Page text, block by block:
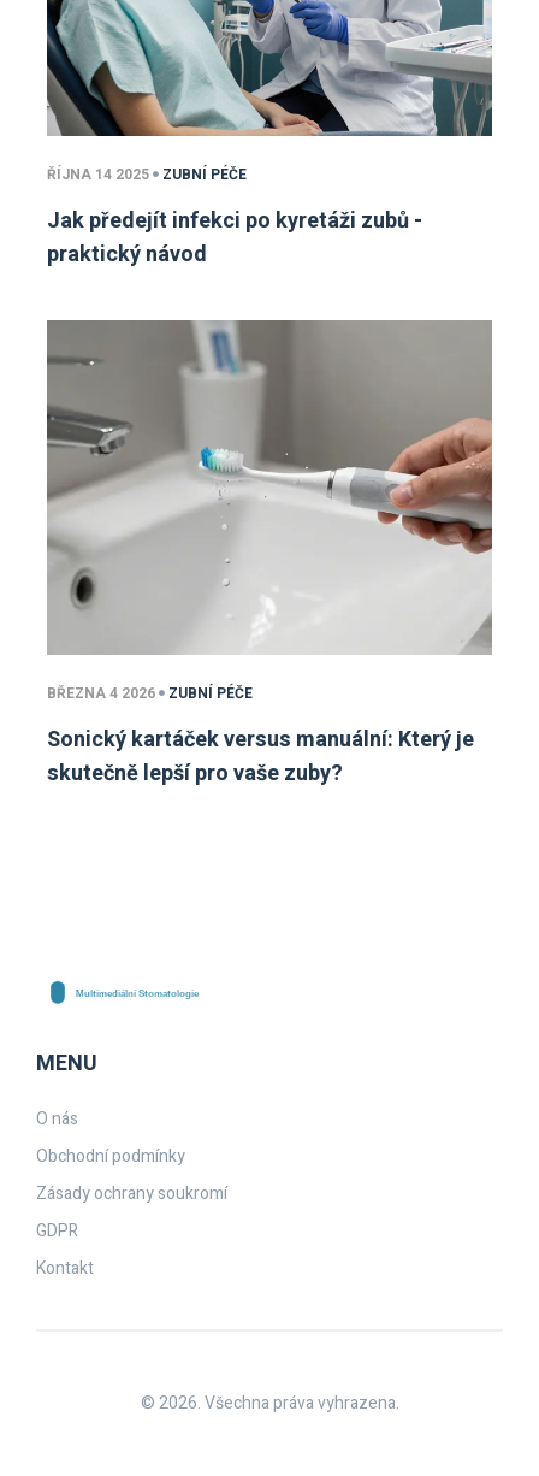
ŘÍJNA 14 2025 ZUBNÍ PÉČE
Jak předejít infekci po kyretáži zubů -
praktický návod
BŘEZNA 4 2026 ZUBNÍ PÉČE
Sonický kartáček versus manuální: Který je
skutečně lepší pro vaše zuby?
MENU
O nás
Obchodní podmínky
Zásady ochrany soukromí
GDPR
Kontakt
© 2026. Všechna práva vyhrazena.